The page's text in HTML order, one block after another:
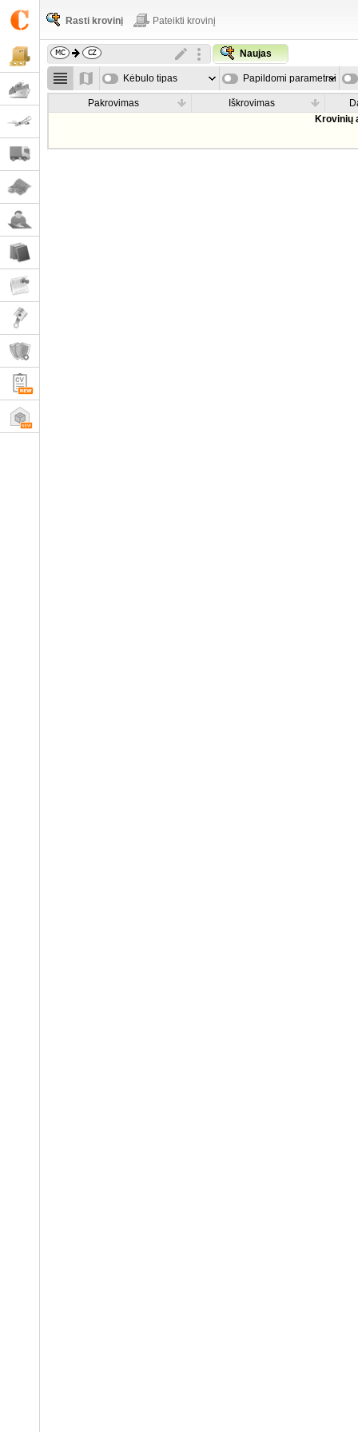
Rasti krovinį Pateikti krovinį
Naujas
Kėbulo tipas Papildomi parametrai
Pakrovimas Iškrovimas
Krovinių